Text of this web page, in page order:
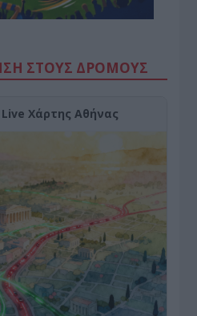
ΣΤΟΥΣ ΔΡΌΜΟΥΣ
Χάρτης Αθήνας